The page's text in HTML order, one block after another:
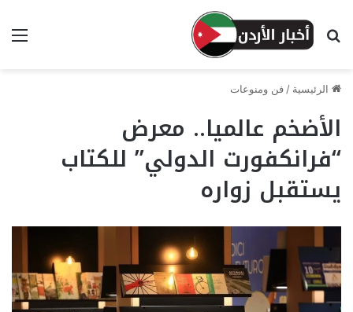
بحث عن
الرئيسية / فن ومنوعات
الأضخم عالميا.. معرض
“فرانكفورت الدولي” للكتاب
يستقبل زواره